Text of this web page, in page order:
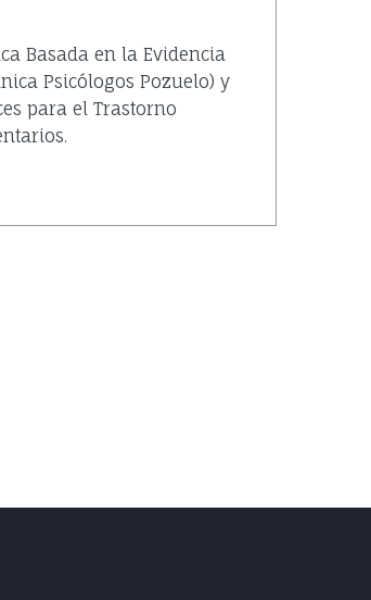
Basada en la Evidencia
Psicólogos Pozuelo) y
para el Trastorno